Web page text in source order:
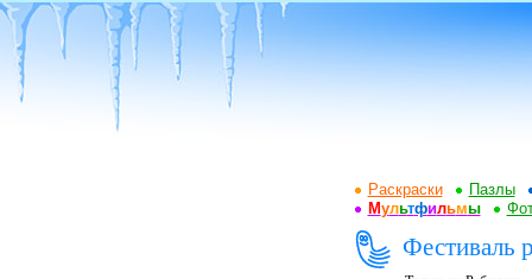
Раскраски
Пазлы
Мультфильмы
Фестиваль